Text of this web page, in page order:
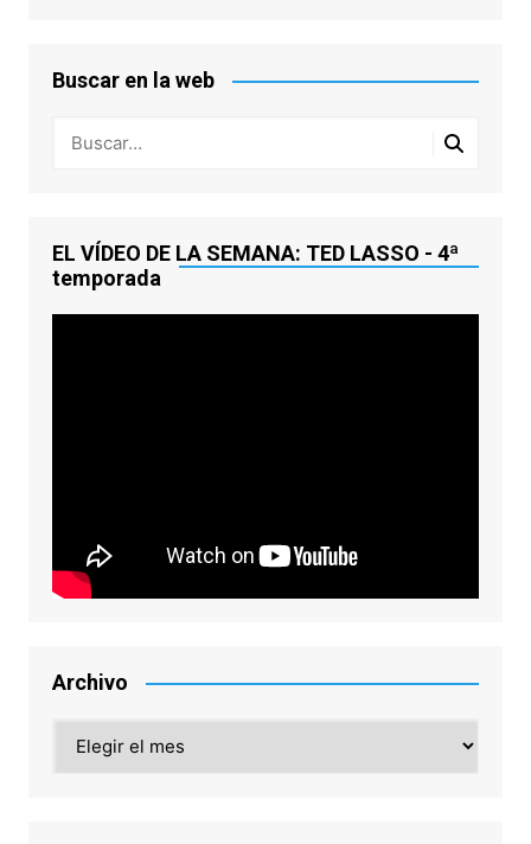
Buscar en la web
EL VÍDEO DE LA SEMANA: TED LASSO - 4ª
temporada
Archivo